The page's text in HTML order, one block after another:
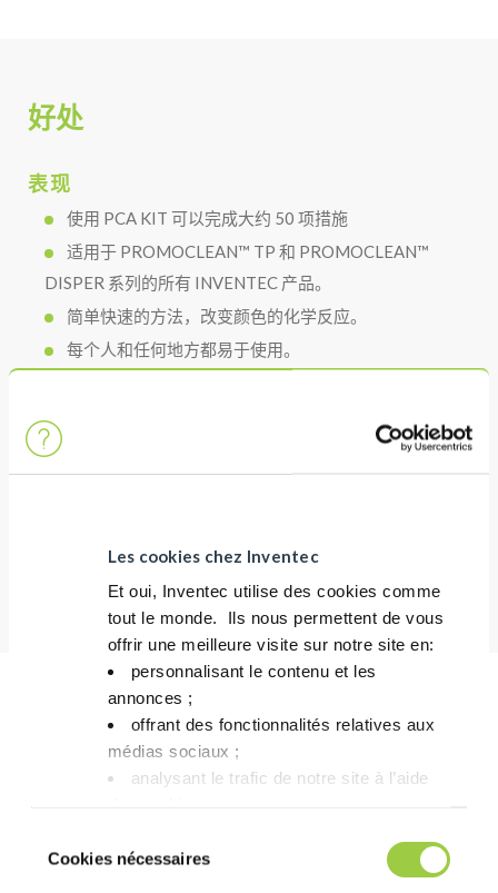
Les cookies chez Inventec
Et oui, Inventec utilise des cookies comme
tout le monde. ​ Ils nous permettent de vous
offrir une meilleure visite sur notre site en:​
personnalisant le contenu et les
annonces ;​
offrant des fonctionnalités relatives aux
médias sociaux ; ​
analysant le trafic de notre site à l’aide
refuser ou de les paramétrer.​ Pas de
panique, vous pourrez également modifier à
duCookies nécessaires
好处
表现
使用 PCA KIT 可以完成大约 50 项措施
适用于 PROMOCLEAN™ TP 和 PROMOCLEAN™
DISPER 系列的所有 INVENTEC 产品。
简单快速的方法，改变颜色的化学反应。
每个人和任何地方都易于使用。
成本
用于测量 PROMOCLEAN™ 浴液浓度的节省空间的设
工艺参数
避免产品与皮肤、眼睛和衣服接触。 必须使用安全眼镜和手套处
水。